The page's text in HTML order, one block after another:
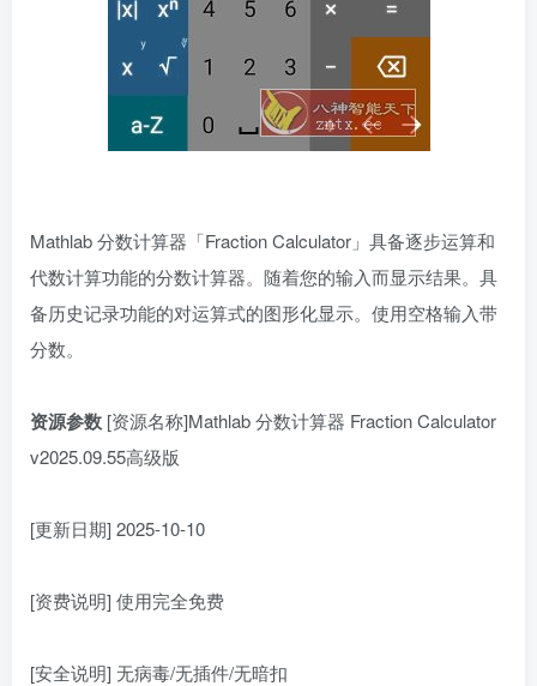
Mathlab 分数计算器「Fraction Calculator」具备逐步运算和
代数计算功能的分数计算器。随着您的输入而显示结果。具
备历史记录功能的对运算式的图形化显示。使用空格输入带
分数。
资源参数 [资源名称]Mathlab 分数计算器 Fraction Calculator
v2025.09.55高级版
[更新日期] 2025-10-10
[资费说明] 使用完全免费
[安全说明] 无病毒/无插件/无暗扣